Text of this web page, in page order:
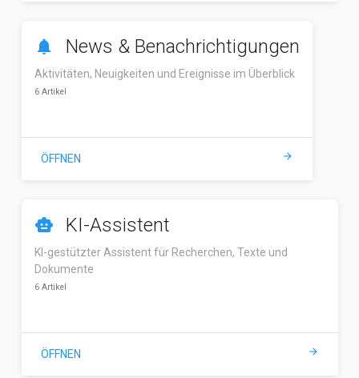
notifications News & Benachrichtigungen
Aktivitäten, Neuigkeiten und Ereignisse im Überblick
6 Artikel
ÖFFNEN arrow_forward
smart_toy KI-Assistent
KI-gestützter Assistent für Recherchen, Texte und
Dokumente
6 Artikel
ÖFFNEN arrow_forward